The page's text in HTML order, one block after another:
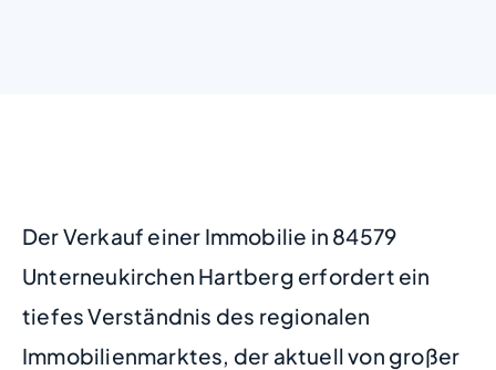
Der Verkauf einer Immobilie in 84579
Unterneukirchen Hartberg erfordert ein
tiefes Verständnis des regionalen
Immobilienmarktes, der aktuell von großer